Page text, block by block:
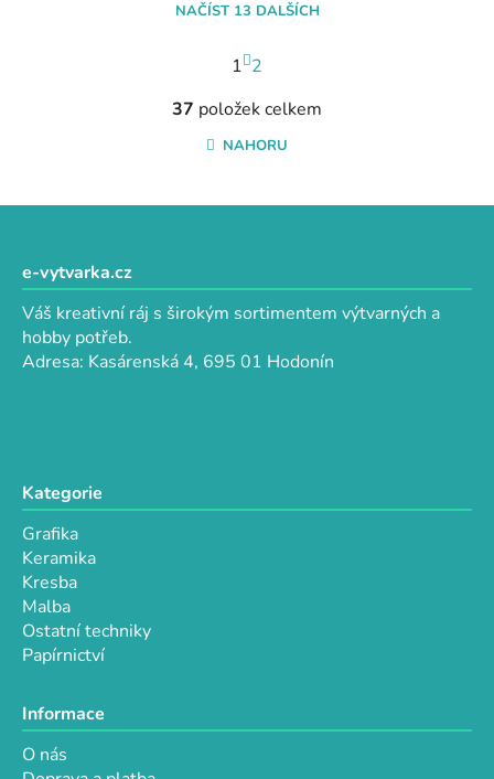
v
l
a
p
r
k
s
NAČÍST 13 DALŠÍCH
t
á
k
á
1 2
37 položek celkem
NAHORU
e-vytvarka.cz
Váš kreativní ráj s širokým sortimentem výtvarných a
hobby potřeb.
Adresa: Kasárenská 4, 695 01 Hodonín
Kategorie
Grafika
Keramika
Kresba
Malba
Ostatní techniky
Papírnictví
Informace
O nás